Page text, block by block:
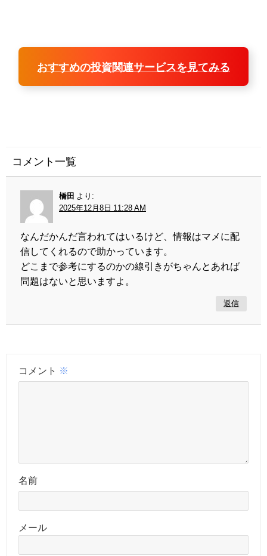
おすすめの投資関連サービスを見てみる
コメント一覧
橋田
より:
2025年12月8日 11:28 AM
なんだかんだ言われてはいるけど、情報はマメに配
信してくれるので助かっています。
どこまで参考にするのかの線引きがちゃんとあれば
問題はないと思いますよ。
返信
コメント ※
名前
メール